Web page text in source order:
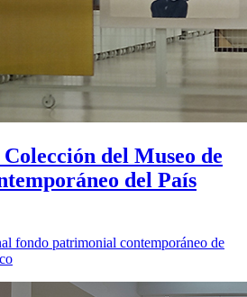
del Museo de
del País
fondo patrimonial contemporáneo de